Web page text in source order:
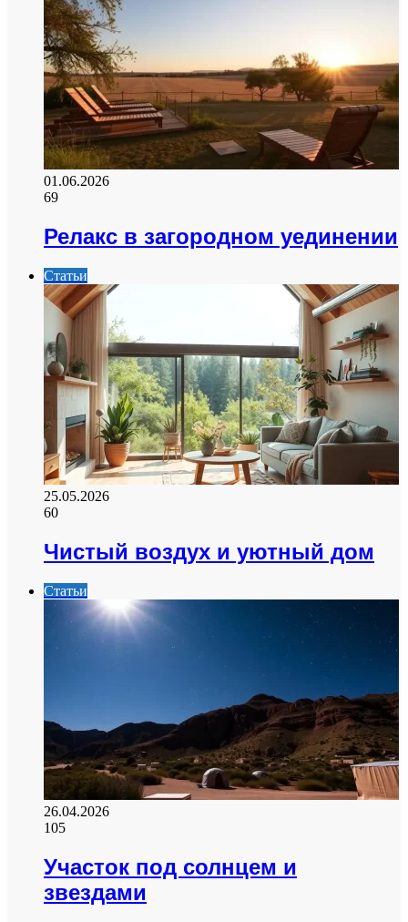
01.06.2026
69
Релакс в загородном уединении
Статьи
25.05.2026
60
Чистый воздух и уютный дом
Статьи
26.04.2026
105
Участок под солнцем и
звездами